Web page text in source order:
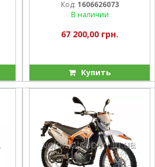
Код: 1606626073
В наличии
67 200,00 грн.
Купить